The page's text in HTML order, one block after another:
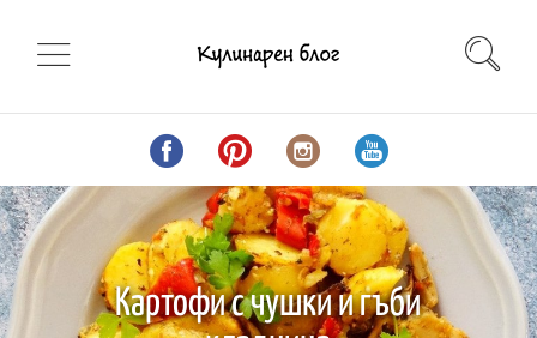
Картофи с чушки и гъби